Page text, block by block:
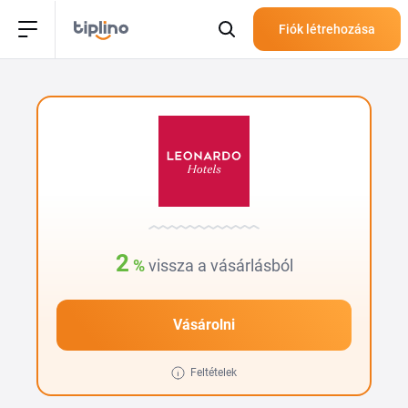
Fiók létrehozása
2 % vissza a vásárlásból
Vásárolni
Feltételek